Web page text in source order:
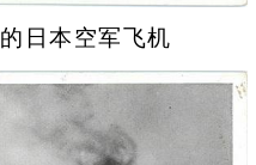
本空军飞机